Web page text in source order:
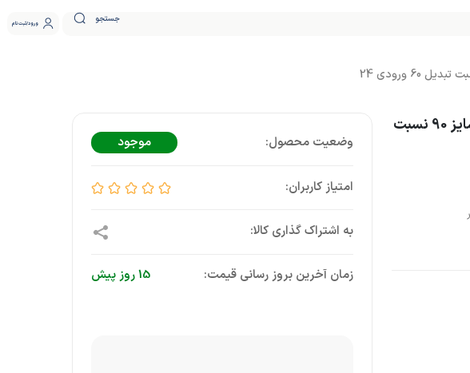
جستجو ورود ثبت نام
گیربکس مکعبی چینی سری NMRV سایز 90 نسبت
موجود
زمان آخرین بروز رسانی قیمت: 15 روز پیش